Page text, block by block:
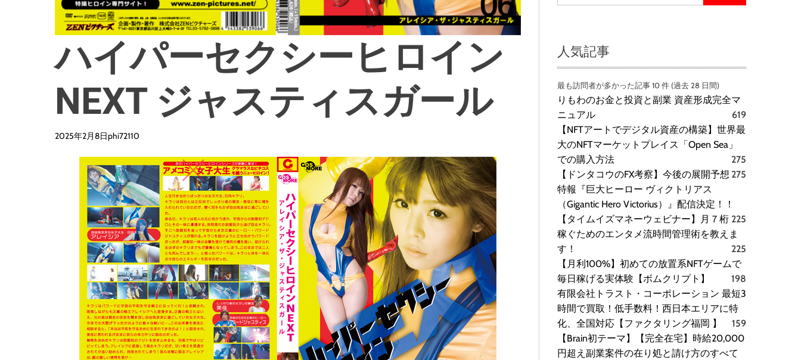
ハイパーセクシーヒロイン
NEXT ジャスティスガール
2025年2月8日phi72110
人気記事
最も訪問者が多かった記事 10 件 (過去 28 日間)
りもわのお金と投資と副業 資産形成完全マ
ニュアル
619
【NFTアートでデジタル資産の構築】世界最
大のNFTマーケットプレイス「Open Sea」
での購入方法
275
【ドンタコウのFX考察】今後の展開予想 275
特報『巨大ヒーロー ヴィクトリアス
（Gigantic Hero Victorius）』配信決定！！
225
【タイムイズマネーウェビナー】月７桁
稼ぐためのエンタメ流時間管理術を教えま
す！
225
【月利100%】初めての放置系NFTゲームで
毎日稼げる実体験【ボムクリプト】
198
有限会社トラスト・コーポレーション 最短3
時間で買取！低手数料！西日本エリアに特
化、全国対応【ファクタリング福岡 】
159
【Brain初テーマ】【完全在宅】時給20,000
円超え副業案件の在り処と請け方のすべて